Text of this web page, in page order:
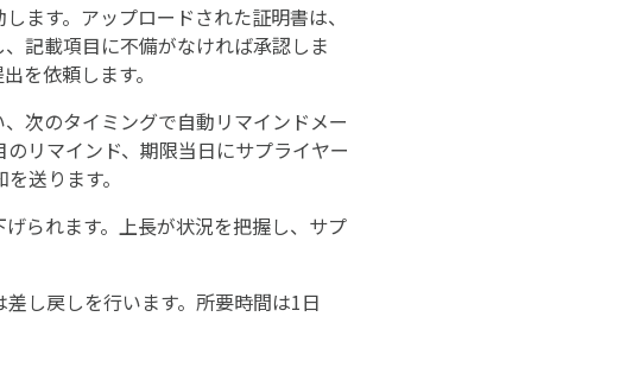
ます。アップロードされた証明書は、
記載項目に不備がなければ承認しま
を依頼します。
次のタイミングで自動リマインドメー
リマインド、期限当日にサプライヤー
送ります。
られます。上長が状況を把握し、サプ
し戻しを行います。所要時間は1日